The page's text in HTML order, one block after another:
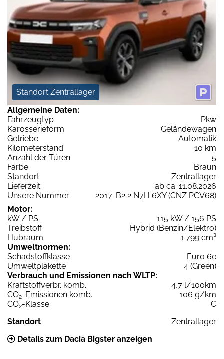
Standort Zentrallager
Allgemeine Daten:
Fahrzeugtyp
Pkw
Karosserieform
Geländewagen
Getriebe
Automatik
Kilometerstand
10 km
Anzahl der Türen
5
Farbe
Braun
Standort
Zentrallager
Lieferzeit
ab ca. 11.08.2026
Unsere Nummer
2017-B2 2 N7H 6XY (CNZ PCV68)
Motor:
kW / PS
115 kW / 156 PS
Treibstoff
Hybrid (Benzin/Elektro)
Hubraum
1.799 cm³
Umweltnormen:
Schadstoffklasse
Euro 6e
Umweltplakette
4 (Green)
Verbrauch und Emissionen nach WLTP:
Kraftstoffverbr. komb.
4,7 l/100km
CO2-Emissionen komb.
106 g/km
CO2-Klasse
C
Standort
Zentrallager
Details zum Dacia Bigster anzeigen